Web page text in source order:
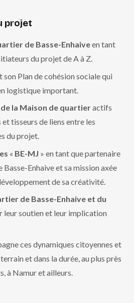
projet
de Basse-Enhaiveen tant
du projet de A à Z.
son Plan de cohésion sociale qui
logistique important.
la Maison de quartieractifs
tisseurs de liens entre les
du projet.
« BE-MJ » en tant que partenaire
Basse-Enhaive et sa mission axée
de sa créativité.
de Basse-Enhaive et du
leur soutien et leur implication
ces dynamiques citoyennes et
et dans la durée, au plus près
à Namur et ailleurs.